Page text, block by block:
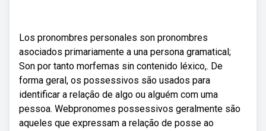
Los pronombres personales son pronombres
asociados primariamente a una persona gramatical;
Son por tanto morfemas sin contenido léxico,. De
forma geral, os possessivos são usados para
identificar a relação de algo ou alguém com uma
pessoa. Webpronomes possessivos geralmente são
aqueles que expressam a relação de posse ao